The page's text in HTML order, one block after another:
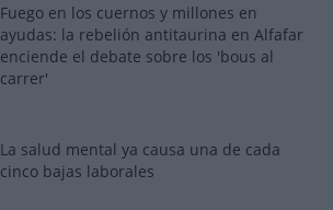
Fuego en los cuernos y millones en
ayudas: la rebelión antitaurina en Alfafar
enciende el debate sobre los 'bous al
carrer'
La salud mental ya causa una de cada
cinco bajas laborales